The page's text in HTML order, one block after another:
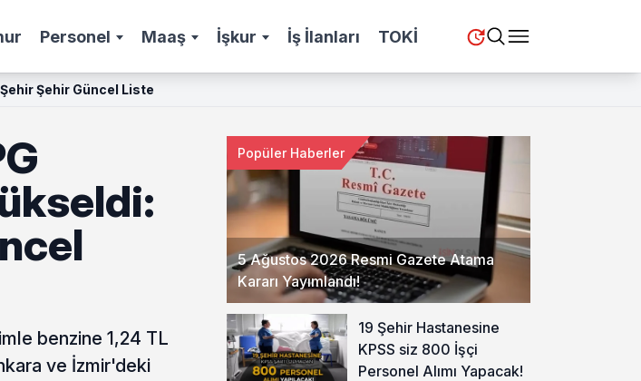
Personel Maaş İşkur İş İlanları TOKİ
Şehir Güncel Liste
benzine 1,24 TL
ve İzmir'deki
5 Ağustos 2026 Resmi Gazete Atama
Kararı Yayımlandı!
Popüler Haberler
19 Şehir Hastanesine
KPSS siz 800 İşçi
Personel Alımı Yapacak!